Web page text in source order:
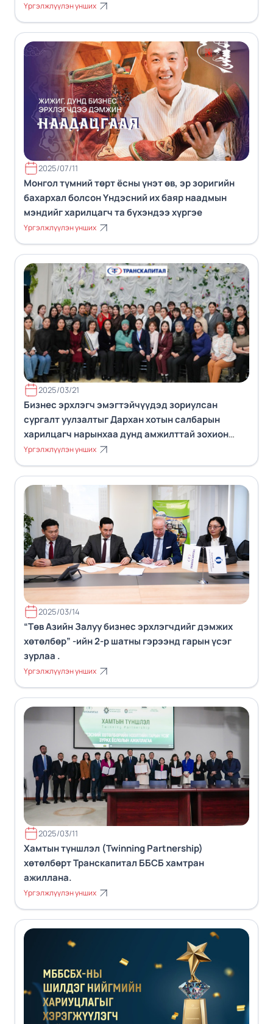
Үргэлжлүүлэн унших
2025/07/11
Монгол түмний төрт ёсны үнэт өв, эр зоригийн
бахархал болсон Үндэсний их баяр наадмын
мэндийг харилцагч та бүхэндээ хүргэе
Үргэлжлүүлэн унших
2025/03/21
Бизнес эрхлэгч эмэгтэйчүүдэд зориулсан
сургалт уулзалтыг Дархан хотын салбарын
харилцагч нарынхаа дунд амжилттай зохион
байгууллаа.
Үргэлжлүүлэн унших
2025/03/14
“Төв Азийн Залуу бизнес эрхлэгчдийг дэмжих
хөтөлбөр” -ийн 2-р шатны гэрээнд гарын үсэг
зурлаа .
Үргэлжлүүлэн унших
2025/03/11
Хамтын түншлэл (Twinning Partnership)
хөтөлбөрт Транскапитал ББСБ хамтран
ажиллана.
Үргэлжлүүлэн унших